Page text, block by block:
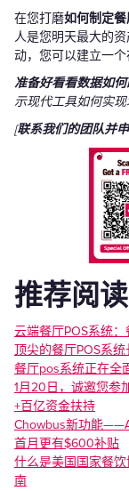
在您打磨如何制定
人是您明天最大的
动，您可以建立一个
准备好看看数据如
示现代工具如何实
[联系我们的团队并
推荐阅读
云端餐厅POS系统
顶尖的餐厅POS系
餐厅pos系统正在全
1月20日，诚邀您参
+百亿资金扶持
Chowbus新功能
首月更有$600补贴
什么是美国国家餐
南